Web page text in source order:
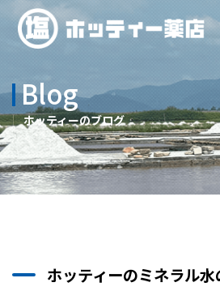
Blog
ホッティーのブログ
ホッティーのミネラル